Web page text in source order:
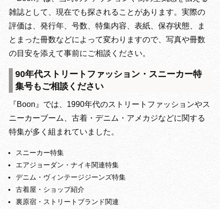
雑誌として、現在でも探されることがあります。実際の
評価は、発行年、号数、特集内容、表紙、保存状態、ま
とまった冊数などによって変わりますので、写真や冊数
の目安を添えて事前にご相談ください。
90年代ストリートファッション・スニーカー特
集号もご相談ください
『Boon』では、1990年代のストリートファッションやス
ニーカーブーム、古着・デニム・アメカジなどに関する
特集が多く組まれていました。
スニーカー特集
エアジョーダン・ナイキ関連特集
デニム・ヴィンテージジーンズ特集
古着屋・ショップ紹介
裏原宿・ストリートブランド関連